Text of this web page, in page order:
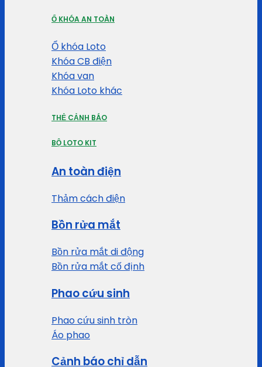
Ổ KHÓA AN TOÀN
Ổ khóa Loto
Khóa CB điện
Khóa van
Khóa Loto khác
THẺ CẢNH BÁO
BỘ LOTO KIT
An toàn điện
Thảm cách điện
Bồn rửa mắt
Bồn rửa mắt di động
Bồn rửa mắt cố định
Phao cứu sinh
Phao cứu sinh tròn
Áo phao
Cảnh báo chỉ dẫn